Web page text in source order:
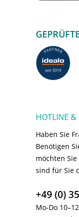
HOTLINE &
Haben Sie
Benötigen
möchten
sind für Sie
+49 (0)
Mo-Do